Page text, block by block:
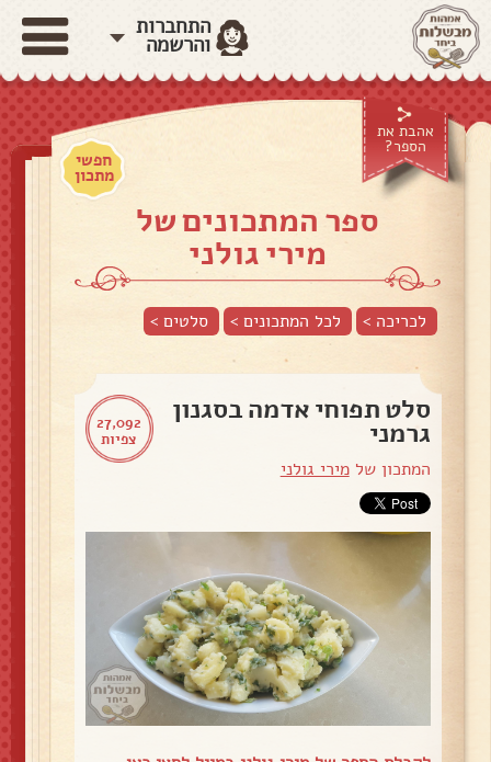
התחברות
והרשמה
אהבת את
הספר?
חפשי
מתכון
ספר המתכונים של
מירי גולני
לכריכה > לכל המתכונים > סלטים>
27,092
צפיות
סלט תפוחי אדמה בסגנון
גרמני
המתכון שלמירי גולני